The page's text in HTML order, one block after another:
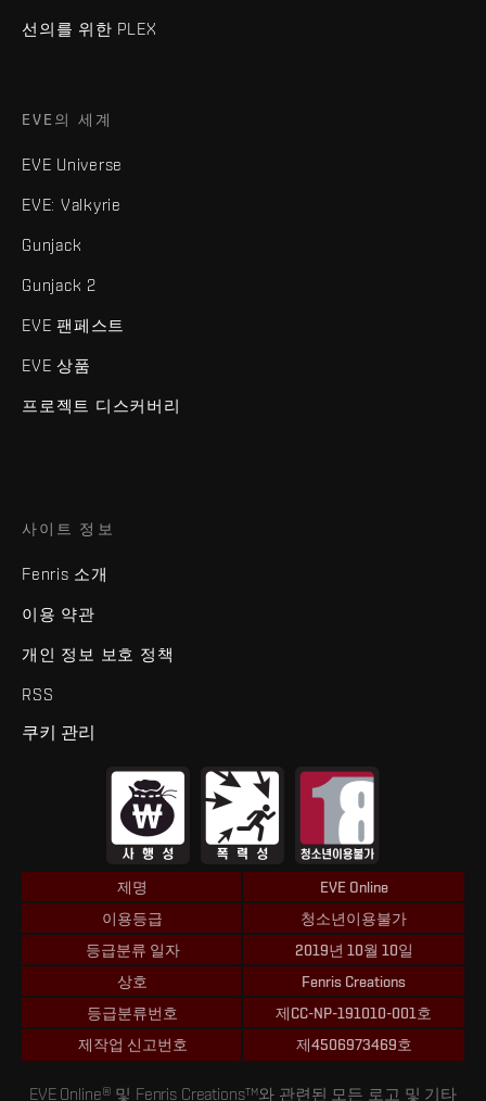
선의를 위한 PLEX
EVE의 세계
EVE Universe
EVE: Valkyrie
Gunjack
Gunjack 2
EVE 팬페스트
EVE 상품
프로젝트 디스커버리
사이트 정보
Fenris 소개
이용 약관
개인 정보 보호 정책
RSS
쿠키 관리
제명
EVE Online
이용등급
청소년이용불가
등급분류 일자
2019년 10월 10일
상호
Fenris Creations
등급분류번호
제CC-NP-191010-001호
제작업 신고번호
제4506973469호
EVE Online® 및 Fenris Creations™와 관련된 모든 로고 및 기타